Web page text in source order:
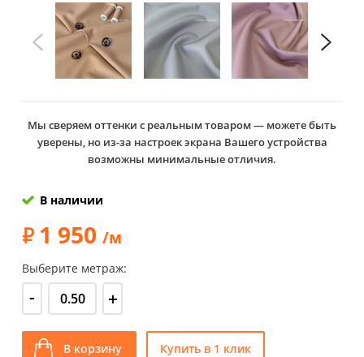
Мы сверяем оттенки с реальным товаром — можете быть
уверены, но из-за настроек экрана Вашего устройства
возможны минимальные отличия.
В наличии
1 950 /м
Выберите метраж:
- +
В корзину Купить в 1 клик